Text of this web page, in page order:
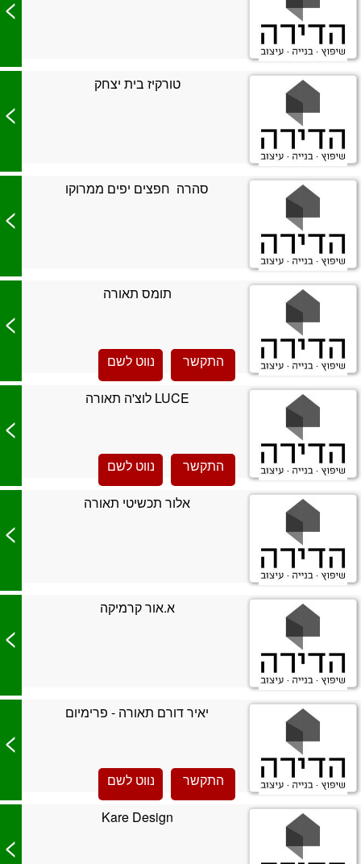
טורקיז בית יצחק
>
סהרה  חפצים יפים ממרוקו
>
תומס תאורה
התקשר נווט לשם
>
LUCE לוצ'ה תאורה
התקשר נווט לשם
>
אלור תכשיטי תאורה
>
א.אור קרמיקה
>
יאיר דורם תאורה - פרימיום
התקשר נווט לשם
>
Kare Design
>